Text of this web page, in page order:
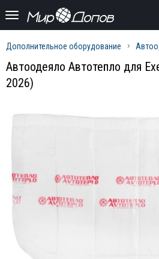
Дополнительное оборудование
Автоодеяло Автотепло для
2026)